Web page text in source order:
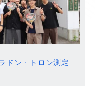
ドン・トロン測定